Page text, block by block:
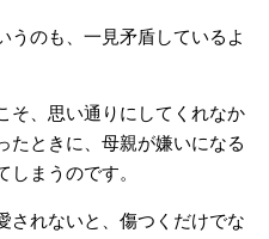
うのも、一見矛盾しているよ
そ、思い通りにしてくれなか
たときに、母親が嫌いになる
まうのです。
されないと、傷つくだけでな